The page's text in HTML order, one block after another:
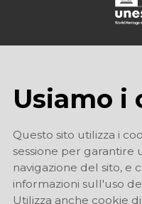
Usiamo i
Questo sito utilizza i
sessione per garantire
navigazione del sito, e
informazioni sull'uso
Utilizza anche cookie